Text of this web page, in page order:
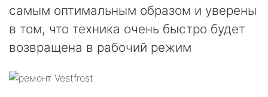
самым оптимальным образом и уверены
в том, что техника очень быстро будет
возвращена в рабочий режим